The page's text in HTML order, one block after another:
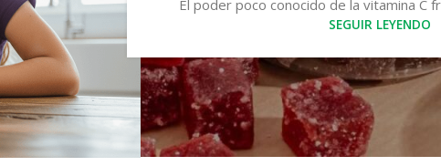
El poder poco conocido de la vitamina C
SEGUIR LEYENDO